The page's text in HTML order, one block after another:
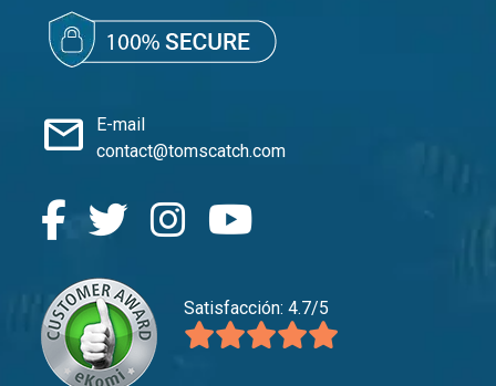
mail
E-mail
contact@tomscatch.com
Satisfacción: 4.7/5